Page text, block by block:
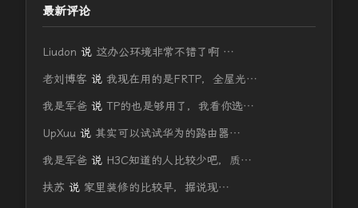
最新评论
Liudon 说 这办公环境非常不错了啊 …
老刘博客 说 我现在用的是FRTP，全屋光…
我是军爸 说 TP的也是够用了，我看你选…
UpXuu 说 其实可以试试华为的路由器…
我是军爸 说 H3C知道的人比较少吧，质…
扶苏 说 家里装修的比较早，据说现…